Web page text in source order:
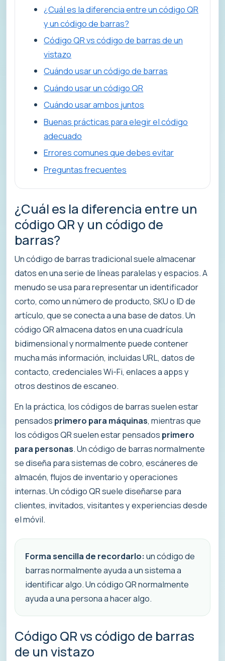
¿Cuál es la diferencia entre un código QR
y un código de barras?
Código QR vs código de barras de un
vistazo
Cuándo usar un código de barras
Cuándo usar un código QR
Cuándo usar ambos juntos
Buenas prácticas para elegir el código
adecuado
Errores comunes que debes evitar
Preguntas frecuentes
¿Cuál es la diferencia entre un
código QR y un código de
barras?
Un código de barras tradicional suele almacenar
datos en una serie de líneas paralelas y espacios. A
menudo se usa para representar un identificador
corto, como un número de producto, SKU o ID de
artículo, que se conecta a una base de datos. Un
código QR almacena datos en una cuadrícula
bidimensional y normalmente puede contener
mucha más información, incluidas URL, datos de
contacto, credenciales Wi-Fi, enlaces a apps y
otros destinos de escaneo.
En la práctica, los códigos de barras suelen estar
pensados primero para máquinas, mientras que
los códigos QR suelen estar pensados primero
para personas. Un código de barras normalmente
se diseña para sistemas de cobro, escáneres de
almacén, flujos de inventario y operaciones
internas. Un código QR suele diseñarse para
clientes, invitados, visitantes y experiencias desde
el móvil.
Forma sencilla de recordarlo: un código de
barras normalmente ayuda a un sistema a
identificar algo. Un código QR normalmente
ayuda a una persona a hacer algo.
Código QR vs código de barras
de un vistazo